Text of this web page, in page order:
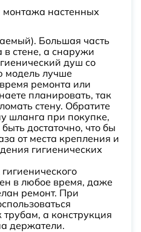
монтажа настенных
Большая часть
стене, а снаружи
душ со
модель лучше
ремонта или
планировать, так
стену. Обратите
шланга при покупке,
достаточно, что бы
от места крепления и
гигиенических
в любое время, даже
ремонт. При
а конструкция
держатели.